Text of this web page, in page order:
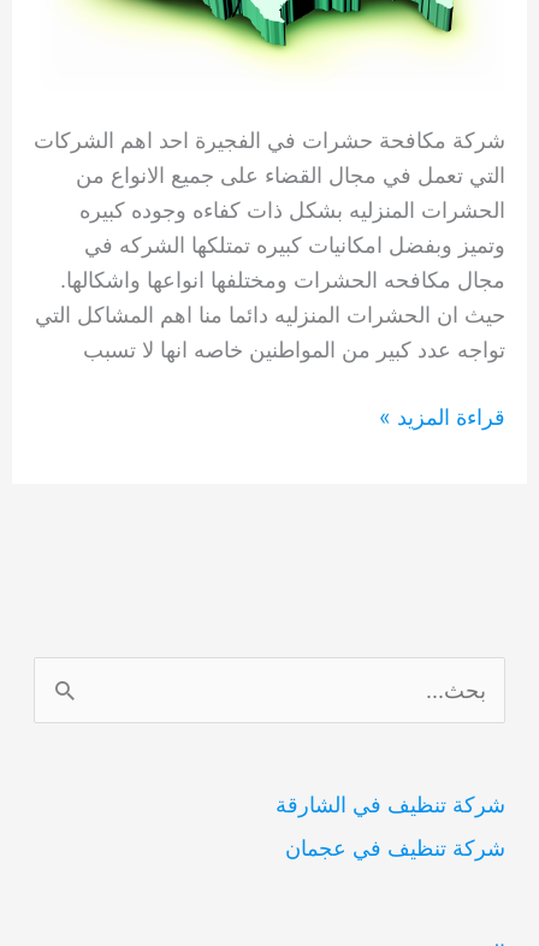
شركة مكافحة حشرات في الفجيرة احد اهم الشركات
التي تعمل في مجال القضاء على جميع الانواع من
الحشرات المنزليه بشكل ذات كفاءه وجوده كبيره
وتميز وبفضل امكانيات كبيره تمتلكها الشركه في
مجال مكافحه الحشرات ومختلفها انواعها واشكالها.
حيث ان الحشرات المنزليه دائما منا اهم المشاكل التي
تواجه عدد كبير من المواطنين خاصه انها لا تسبب
شركة
قراءة المزيد »
ل
ح
ث
شركة تنظيف في الشارقة
شركة تنظيف في عجمان